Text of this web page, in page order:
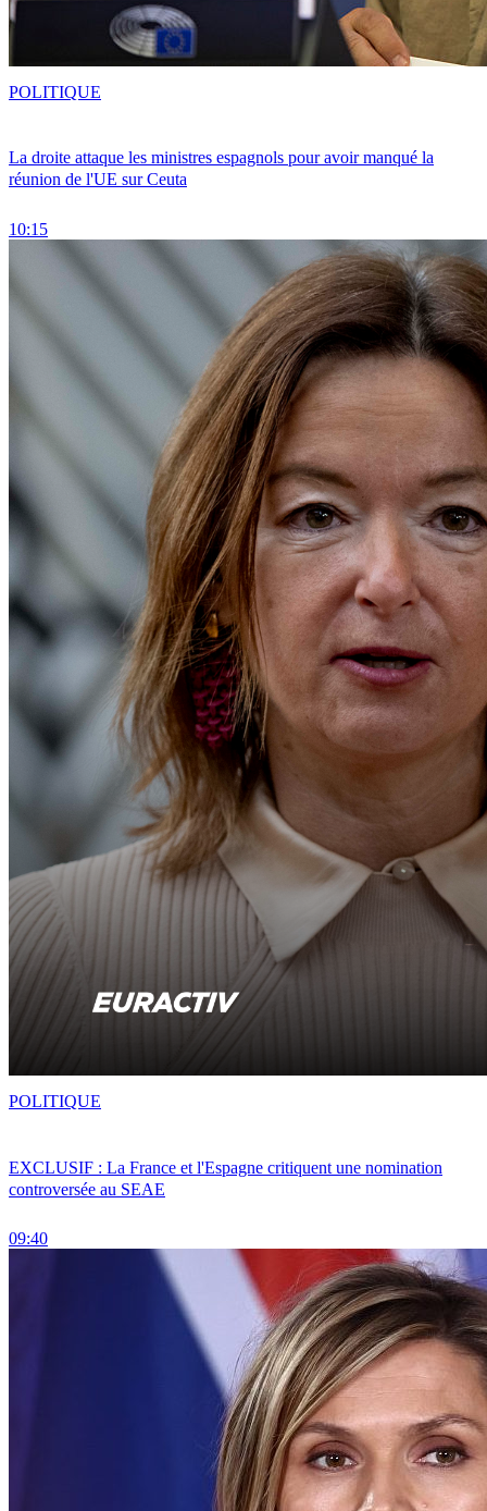
La droite attaque les ministres espagnols pour avoir manqué la
réunion de l'UE sur Ceuta
10:15
POLITIQUE
EXCLUSIF : La France et l'Espagne critiquent une nomination
controversée au SEAE
09:40
POLITIQUE